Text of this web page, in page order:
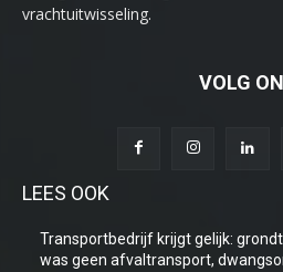
vrachtuitwisseling.
VOLG
LEES OOK
Transportbedrijf krijgt gelijk:
was geen afvaltransport,